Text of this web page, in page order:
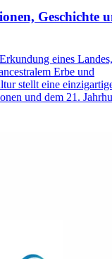
Geschichte
eines
Erbe und
stellt eine
und dem 21.